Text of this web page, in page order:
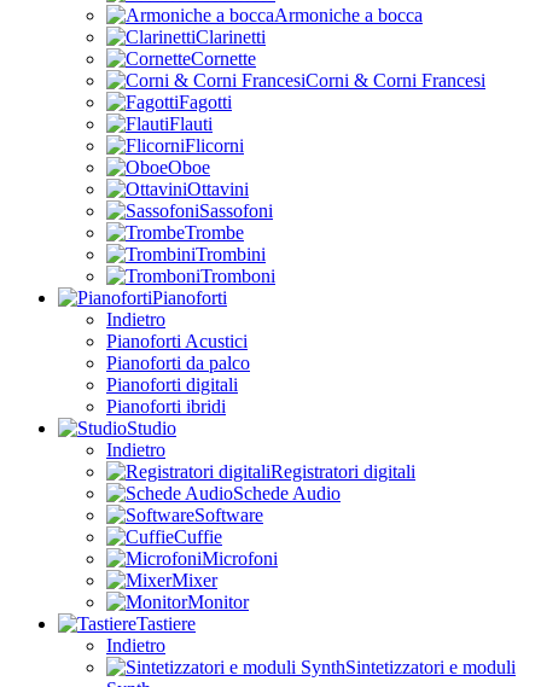
Armoniche a bocca
Clarinetti
Cornette
Corni & Corni Francesi
Fagotti
Flauti
Flicorni
Oboe
Ottavini
Sassofoni
Trombe
Trombini
Tromboni
Pianoforti
Indietro
Pianoforti Acustici
Pianoforti da palco
Pianoforti digitali
Pianoforti ibridi
Studio
Indietro
Registratori digitali
Schede Audio
Software
Cuffie
Microfoni
Mixer
Monitor
Tastiere
Indietro
Sintetizzatori e moduli